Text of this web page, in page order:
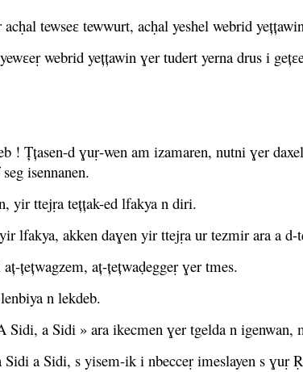
tewseɛ tewwurt, acḥal yeshel webrid
webrid yețțawin ɣer tudert yerna drus i
! Țțasen-d ɣuṛ-wen am izamaren, nutni ɣer
isennanen.
yir ttejṛa tețțak-ed lfakya n diri.
lfakya, akken daɣen yir ttejṛa ur tezmir ara a d-
țețwagzem, aț-țețwaḍeggeṛ ɣer tmes.
n lekdeb.
a Sidi » ara ikecmen ɣer tgelda n igenwan,
a Sidi, s yisem-ik i nbecceṛ imeslayen s ɣuṛ